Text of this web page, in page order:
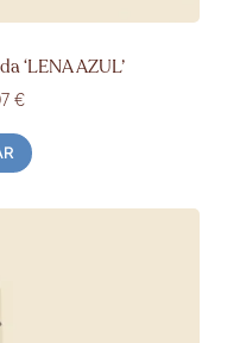
‘LENA AZUL’
€